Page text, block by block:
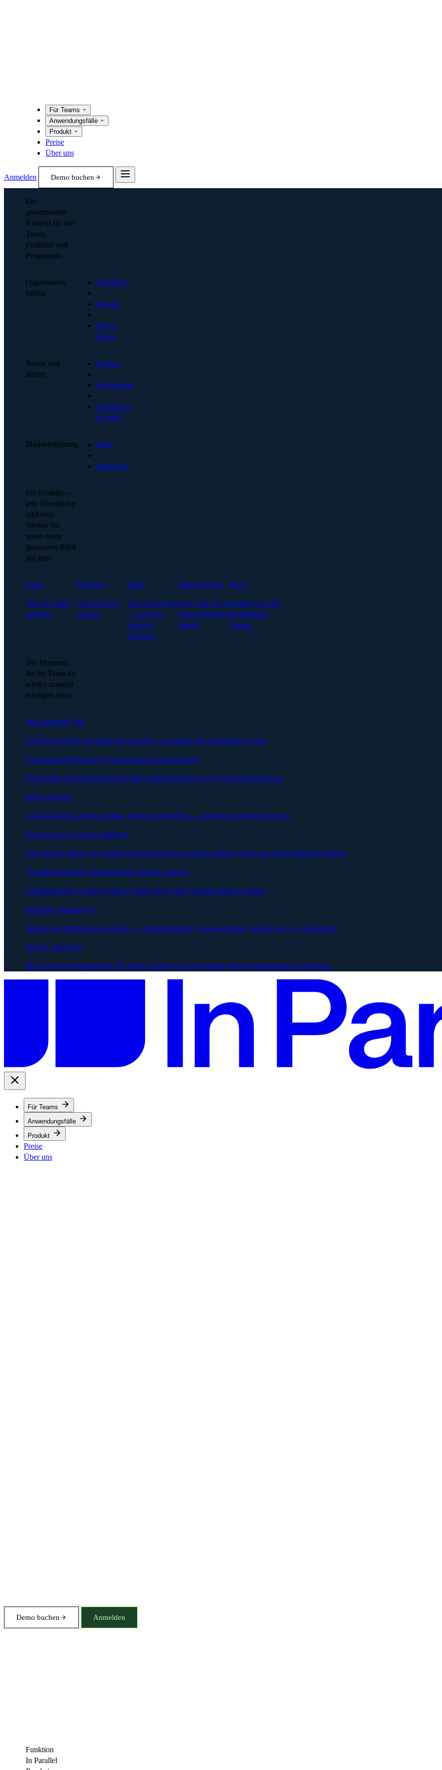
Für Teams
Anwendungsfälle
Produkt
Preise
Über uns
Anmelden Demo buchen
Ein
gemeinsamer
Kontext für alle
Teams,
Produkte und
Programme.
Organisation
führen
Executive
·
Finance
·
HR &
Kultur
Bauen und
liefern
Product
·
Engineering
·
Operations
& PMO
Markteinführung
Sales
·
Marketing
Ein Produkt —
jede Oberfläche
inklusive.
Werfen Sie
unten einen
genaueren Blick
auf jede.
Notes
Was ist gerade
passiert?
Briefings
Was muss ich
wissen?
Plans
Was ist der Plan
— und was
gerät ins
Stocken?
Talking points
Was sollte ich in
diesem Meeting
sagen?
MCP
Stellen Sie jeder
KI beliebige
Fragen.
Die Momente,
die Ihr Team nie
wieder manuell
erledigen muss.
Stets aktueller Plan
Der Plan schreibt sich selbst neu aus dem, was gesagt und entschieden wurde.
Automatisierte Berichte & Stakeholder-Kommunikation
Ein Prompt. Zielgruppengerecht. Mit Quellenangaben zu den Ursprungs-Meetings.
Drift erkennen
Abweichungen werden sichtbar, sobald sie entstehen — nicht beim nächsten Steerco.
Den Kreis bei Zusagen schließen
Jede Zusage erfasst. Ins Stocken geratene Zusagen werden sichtbar, bevor das nächste Meeting beginnt.
Teamübergreifende Abhängigkeiten sichtbar machen
Abhängigkeiten werden sichtbar, sobald zwei Teams dasselbe Risiko melden.
Schnelles Onboarding
Monate an Organisations-Kontext — Entscheidungen, Verantwortliche, Geschichte — in Sekunden.
Ihre KI ausrichten
MCP-native Kontextschicht. KI-Tools schöpfen aus dem immer aktiven Organisations-Gedächtnis.
Für Teams
Anwendungsfälle
Produkt
Preise
Über uns
Demo buchen Anmelden
Funktion
In Parallel